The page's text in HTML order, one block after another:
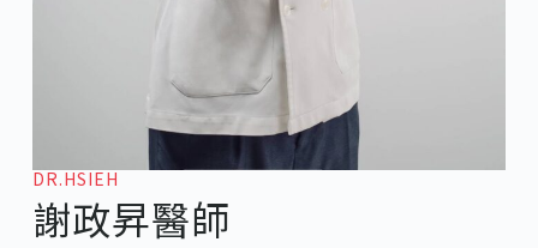
DR.HSIEH
謝政昇醫師